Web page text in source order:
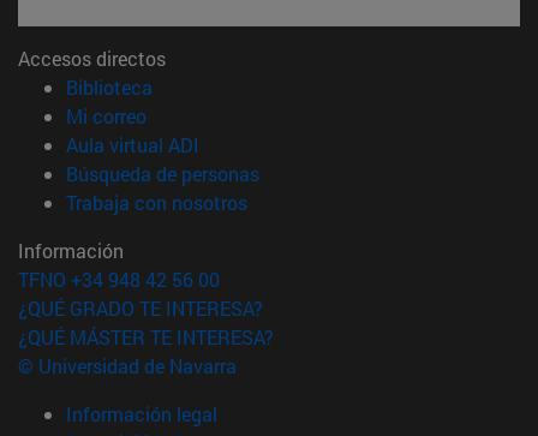
Accesos directos
Biblioteca
Mi correo(abre en nueva ventana)
Aula virtual ADI
Búsqueda de personas(abre en nueva ventana)
Trabaja con nosotros(abre en nueva ventana)
Información
TFNO +34 948 42 56 00
¿QUÉ GRADO TE INTERESA?
¿QUÉ MÁSTER TE INTERESA?
© Universidad de Navarra
Información legal